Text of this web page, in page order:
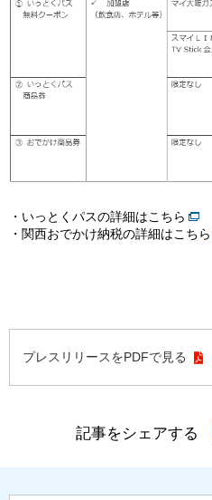
・いっとくパスの詳細はこちら
・関西おでかけ納税の詳細はこちら
プレスリリースをPDFで見る
記事をシェアする